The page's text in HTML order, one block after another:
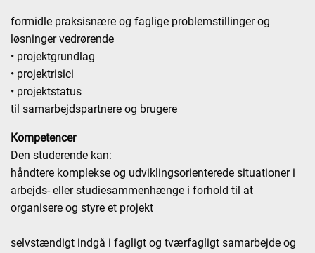
formidle praksisnære og faglige problemstillinger og
løsninger vedrørende
• projektgrundlag
• projektrisici
• projektstatus
til samarbejdspartnere og brugere
Kompetencer
Den studerende kan:
håndtere komplekse og udviklingsorienterede situationer i
arbejds- eller studiesammenhænge i forhold til at
organisere og styre et projekt
selvstændigt indgå i fagligt og tværfagligt samarbejde og